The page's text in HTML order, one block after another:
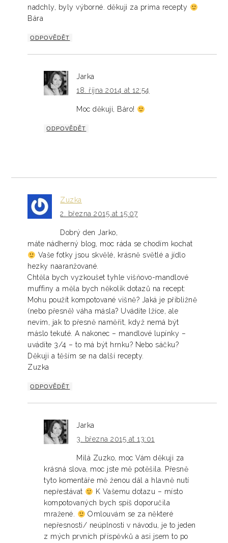
nadchly, byly výborné. děkuji za prima recepty
Bára
ODPOVĚDĚT
Jarka
18. října 2014 at 12:54
Moc děkuji, Báro!
ODPOVĚDĚT
Zuzka
2. března 2015 at 15:07
Dobrý den Jarko,
máte nádherný blog, moc ráda se chodím kochat
Vaše fotky jsou skvělé, krásně světlé a jídlo
hezky naaranžované.
Chtěla bych vyzkoušet tyhle višňovo-mandlové
muffiny a měla bych několik dotazů na recept:
Mohu použít kompotované višně? Jaká je přibližně
(nebo přesně) váha másla? Uvádíte lžíce, ale
nevím, jak to přesně naměřit, když nemá být
máslo tekuté. A nakonec – mandlové lupínky –
uvádíte 3/4 – to má být hrnku? Nebo sáčku?
Děkuji a těším se na další recepty.
Zuzka
ODPOVĚDĚT
Jarka
3. března 2015 at 13:01
Milá Zuzko, moc Vám děkuji za
krásná slova, moc jste mě potěšila. Přesně
tyto komentáře mě ženou dál a hlavně nutí
nepřestávat
K Vašemu dotazu – místo
kompotovaných bych spíš doporučila
mražené.
Omlouvám se za některé
nepřesnosti/ neúplnosti v návodu, je to jeden
z mých prvních příspěvků a asi jsem to po